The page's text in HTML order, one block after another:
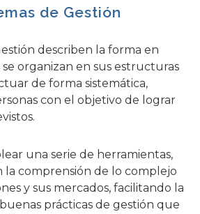
de Gestión
describen la forma en
organizan en sus estructuras
de forma sistemática,
con el objetivo de lograr
una serie de herramientas,
la comprensión de lo complejo
y sus mercados, facilitando la
prácticas de gestión que